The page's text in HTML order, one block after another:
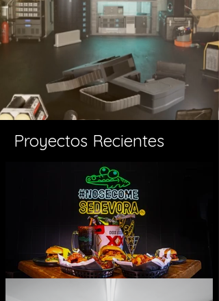
Proyectos Recientes
Menú Bushers Cocdril's